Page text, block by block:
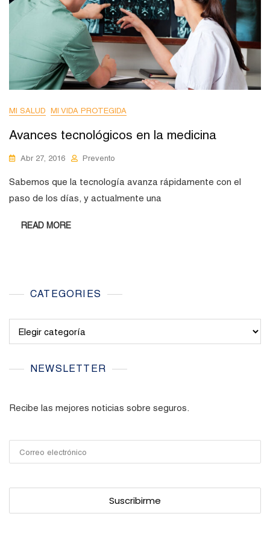
MI SALUD MI VIDA PROTEGIDA
Avances tecnológicos en la medicina
Abr 27, 2016 Prevento
Sabemos que la tecnología avanza rápidamente con el
paso de los días, y actualmente una
READ MORE
CATEGORIES
NEWSLETTER
Recibe las mejores noticias sobre seguros.